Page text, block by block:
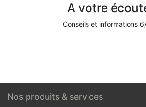
A votre
Conseils et informations
Nos produits & services